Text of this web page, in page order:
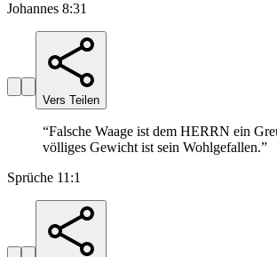
Johannes 8:31
Vers Teilen
“Falsche Waage ist dem HERRN ein
völliges Gewicht ist sein Wohlgefallen.”
Sprüche 11:1